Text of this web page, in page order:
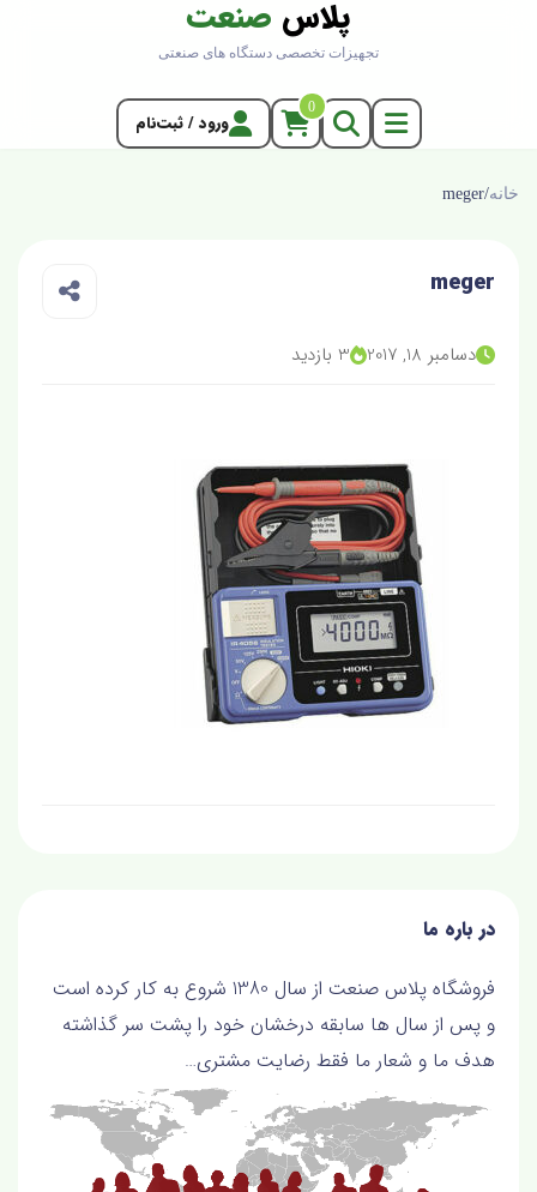
پلاس صنعت
تجهیزات تخصصی دستگاه های صنعتی
0
ورود / ثبت‌نام
خانه/
meger
meger
دسامبر 18, 2017 3 بازدید
در باره ما
فروشگاه پلاس صنعت از سال 1380 شروع به کار کرده است
و پس از سال ها سابقه درخشان خود را پشت سر گذاشته
هدف ما و شعار ما فقط رضايت مشتري…